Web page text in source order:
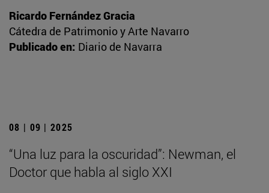
Ricardo Fernández Gracia
Cátedra de Patrimonio y Arte Navarro
Publicado en: Diario de Navarra
08 | 09 | 2025
“Una luz para la oscuridad”: Newman, el
Doctor que habla al siglo XXI